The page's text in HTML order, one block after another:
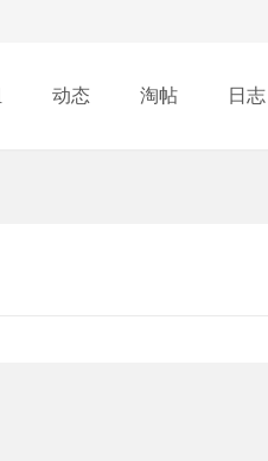
动态 淘帖 日志